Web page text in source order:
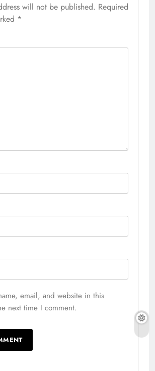
will not be published. Required
*
email, and website in this
next time I comment.